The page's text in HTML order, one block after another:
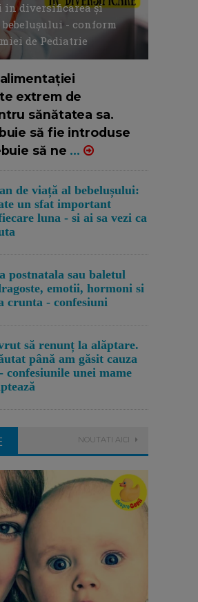
in diversificarea și
- conform
de Pediatrie
extrem de
sănătatea sa.
să fie introduse
să ne ...
de viață al bebelușului:
un sfat important
luna - si ai sa vezi ca
postnatala sau baletul
emotii, hormoni si
crunta - confesiuni
să renunț la alăptare.
până am găsit cauza
confesiunile unei mame
NOUTATI AICI